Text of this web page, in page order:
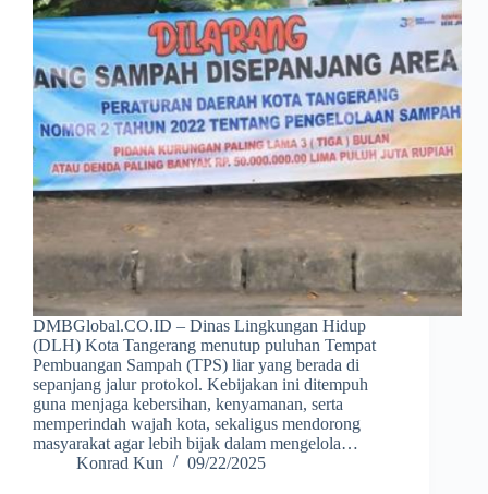
DMBGlobal.CO.ID – Dinas Lingkungan Hidup
(DLH) Kota Tangerang menutup puluhan Tempat
Pembuangan Sampah (TPS) liar yang berada di
sepanjang jalur protokol. Kebijakan ini ditempuh
guna menjaga kebersihan, kenyamanan, serta
memperindah wajah kota, sekaligus mendorong
masyarakat agar lebih bijak dalam mengelola…
Konrad Kun
09/22/2025